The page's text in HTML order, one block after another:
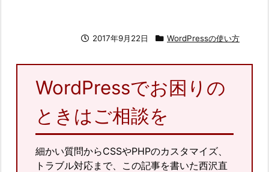
2017年9月22日 WordPressの使い方
WordPressでお困りの
ときはご相談を
細かい質問からCSSやPHPのカスタマイズ、
トラブル対応まで、この記事を書いた西沢直